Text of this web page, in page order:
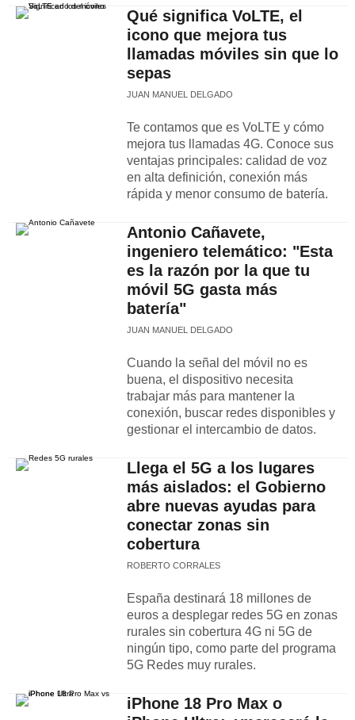
Qué significa VoLTE, el
icono que mejora tus
llamadas móviles sin que lo
sepas
JUAN MANUEL DELGADO
Te contamos que es VoLTE y cómo
mejora tus llamadas 4G. Conoce sus
ventajas principales: calidad de voz
en alta definición, conexión más
rápida y menor consumo de batería.
Antonio Cañavete,
ingeniero telemático: "Esta
es la razón por la que tu
móvil 5G gasta más
batería"
JUAN MANUEL DELGADO
Cuando la señal del móvil no es
buena, el dispositivo necesita
trabajar más para mantener la
conexión, buscar redes disponibles y
gestionar el intercambio de datos.
Llega el 5G a los lugares
más aislados: el Gobierno
abre nuevas ayudas para
conectar zonas sin
cobertura
ROBERTO CORRALES
España destinará 18 millones de
euros a desplegar redes 5G en zonas
rurales sin cobertura 4G ni 5G de
ningún tipo, como parte del programa
5G Redes muy rurales.
iPhone 18 Pro Max o